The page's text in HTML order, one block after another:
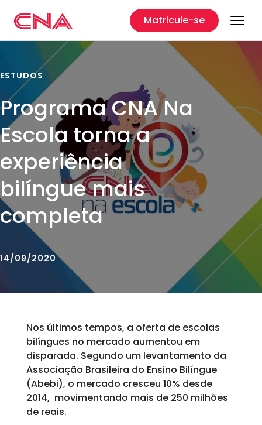
Matricule-se
ESTUDOS
Programa CNA Na
Escola torna a
experiência
bilíngue mais
completa
14/09/2020
Nos últimos tempos, a oferta de escolas
bilíngues no mercado aumentou em
disparada. Segundo um levantamento da
Associação Brasileira do Ensino Bilíngue
(Abebi), o mercado cresceu 10% desde
2014, movimentando mais de 250 milhões
de reais.